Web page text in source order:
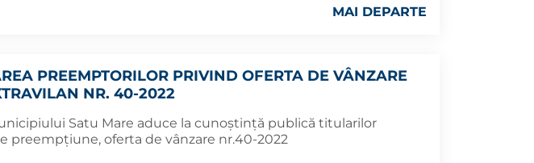
MAI DEPARTE
PREEMPTORILOR PRIVIND OFERTA DE VÂNZARE
NR. 40-2022
Satu Mare aduce la cunoștință publică titularilor
preempțiune, oferta de vânzare nr.40-2022